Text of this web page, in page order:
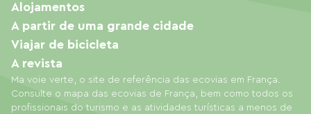
Ma voie verte, o site de referência das ecovias em França.
Consulte o mapa das ecovias de França, bem como todos os
profissionais do turismo e as atividades turísticas a menos de
Alojamentos
A partir de uma grande cidade
Viajar de bicicleta
A revista